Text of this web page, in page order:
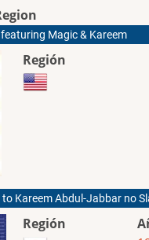
Magic & Kareem
Región
Kareem Abdul-Jabbar no
Región